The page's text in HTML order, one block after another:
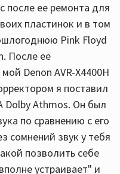
после ее ремонта для
пластинок и в том
Pink Floyd
После ее
Denon AVR-X4400H
я поставил
Dolby Athmos. Он был
по сравнению с его
сомнений звук у тебя
позволить себе
устраивает" и